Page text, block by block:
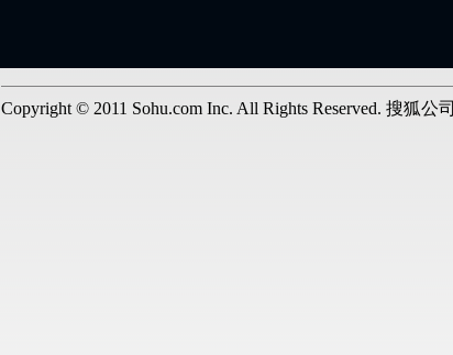
Copyright © 2011 Sohu.com Inc. All Rights Reserved. 搜狐公司